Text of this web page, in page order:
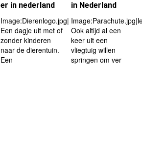
er in nederland
Image:Dierenlogo.jpg|right|thumb|127px
Een dagje uit met of
zonder kinderen
naar de dierentuin.
Een
in Nederland
Ook altijd al een
keer uit een
vliegtuig willen
springen om ver